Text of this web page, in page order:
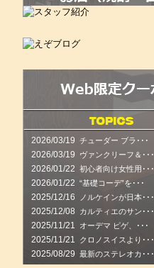
2026/03/19 チューダー ブラ･･･
2026/03/19 ヴァンクリーフ＆･･･
2026/01/22 初心者向け女性用･･･
2026/01/22 “基礎コーデ”を･･･
2025/12/16 ノルケインが日本･･･
2025/12/08 カルティエのサン･･･
2025/11/21 オーデマ ピゲ、･･･
2025/11/21 クロノスイスより･･･
2025/08/29 最新のステレオカ･･･